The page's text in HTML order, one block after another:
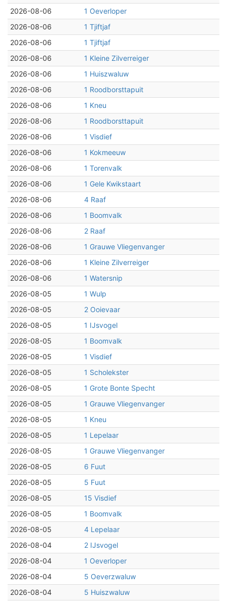
2026-08-06
1 Oeverloper
2026-08-06
1 Tjiftjaf
2026-08-06
1 Tjiftjaf
2026-08-06
1 Kleine Zilverreiger
2026-08-06
1 Huiszwaluw
2026-08-06
1 Roodborsttapuit
2026-08-06
1 Kneu
2026-08-06
1 Roodborsttapuit
2026-08-06
1 Visdief
2026-08-06
1 Kokmeeuw
2026-08-06
1 Torenvalk
2026-08-06
1 Gele Kwikstaart
2026-08-06
4 Raaf
2026-08-06
1 Boomvalk
2026-08-06
2 Raaf
2026-08-06
1 Grauwe Vliegenvanger
2026-08-06
1 Kleine Zilverreiger
2026-08-06
1 Watersnip
2026-08-05
1 Wulp
2026-08-05
2 Ooievaar
2026-08-05
1 IJsvogel
2026-08-05
1 Boomvalk
2026-08-05
1 Visdief
2026-08-05
1 Scholekster
2026-08-05
1 Grote Bonte Specht
2026-08-05
1 Grauwe Vliegenvanger
2026-08-05
1 Kneu
2026-08-05
1 Lepelaar
2026-08-05
1 Grauwe Vliegenvanger
2026-08-05
6 Fuut
2026-08-05
5 Fuut
2026-08-05
15 Visdief
2026-08-05
1 Boomvalk
2026-08-05
4 Lepelaar
2026-08-04
2 IJsvogel
2026-08-04
1 Oeverloper
2026-08-04
5 Oeverzwaluw
2026-08-04
5 Huiszwaluw